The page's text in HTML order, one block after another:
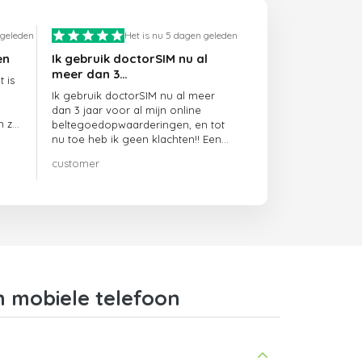
is
Het is nu 5 dagen geleden
Ik gebruik doctorSIM nu al
meer dan 3…
Ik gebruik doctorSIM nu al meer
dan 3 jaar voor al mijn online
beltegoedopwaarderingen, en tot
nu toe heb ik geen klachten!! Een
customer
mobiele telefoon